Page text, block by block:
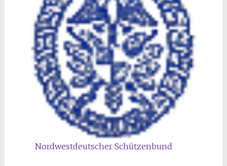
Nordwestdeutscher Schützenbund